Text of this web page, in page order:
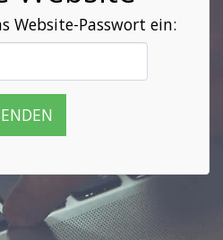
Website-Passwort ein: